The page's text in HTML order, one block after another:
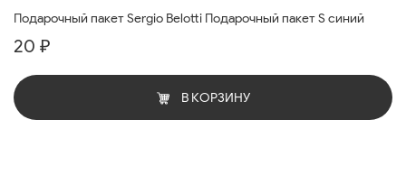
Подарочный пакет Sergio Belotti Подарочный пакет S синий
20 ₽
В КОРЗИНУ